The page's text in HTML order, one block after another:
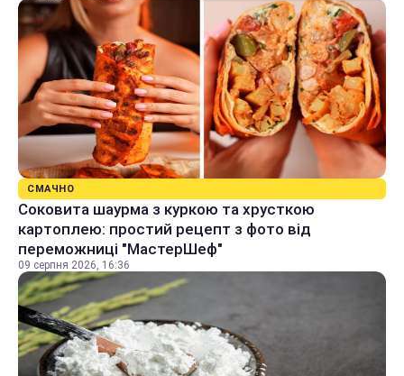
СМАЧНО
Соковита шаурма з куркою та хрусткою
картоплею: простий рецепт з фото від
переможниці "МастерШеф"
09 серпня 2026, 16:36